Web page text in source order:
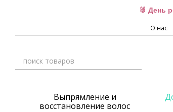
🐰 День
О нас
Выпрямление и
восстановление волос